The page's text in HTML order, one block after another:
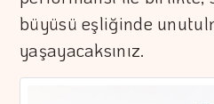
büyüsü eşliğinde
yaşayacaksınız.